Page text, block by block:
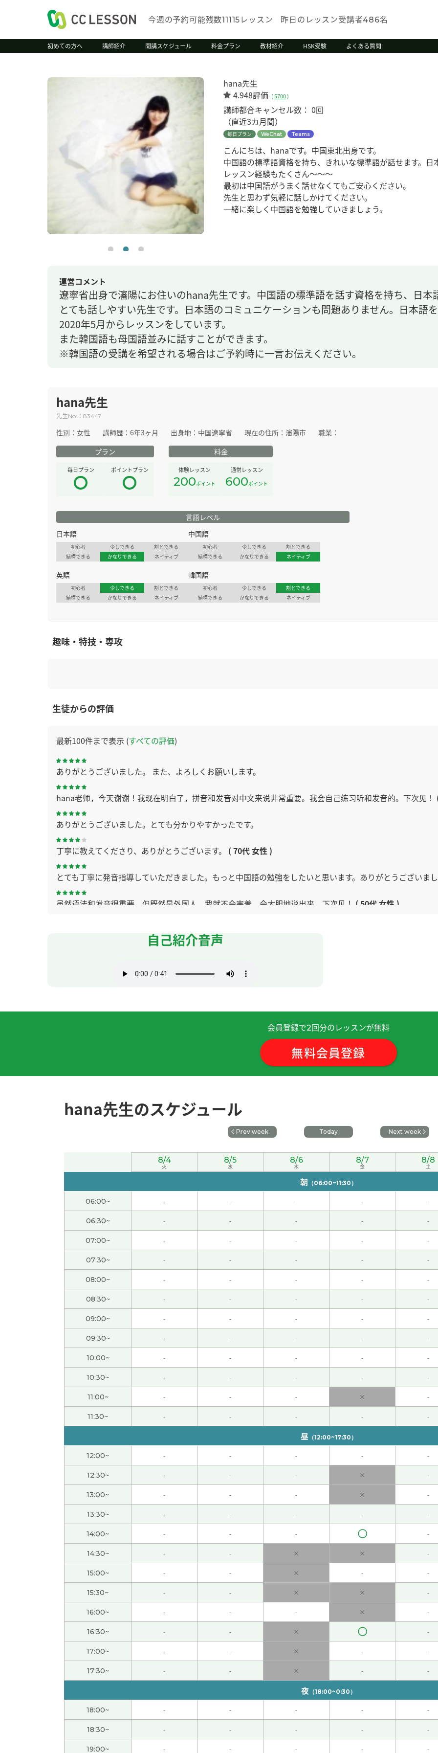
今週の予約可能残数11115 レッスン 昨日のレッスン受講者486名
初めての方へ 講師紹介 開講スケジュール 料金プラン 教材紹介 HSK受験 よくある質問
hana先生
4.948評価 (5700)
講師都合キャンセル数： 0回
（直近3カ月間）
毎日プラン WeChat Teams
こんにちは、hanaです。中国東北出身です。
中国語の標準語資格を持ち、きれいな標準語が話せます。
レッスン経験もたくさん～～～
最初は中国語がうまく話せなくてもご安心ください。
先生と思わず気軽に話しかけてください。
一緒に楽しく中国語を勉強していきましょう。
運営コメント
遼寧省出身で瀋陽にお住いのhana先生です。中国語の標準語を話す資格を持ち、日
とても話しやすい先生です。日本語のコミュニケーションも問題ありません。日本語
2020年5月からレッスンをしています。
また韓国語も母国語並みに話すことができます。
※韓国語の受講を希望される場合はご予約時に一言お伝えください。
hana先生
先生No. ： 83447
性別： 女性 講師歴： 6年3ヶ月 出身地： 中国遼寧省 現在の住所： 瀋陽市
職業：
プラン
毎日プラン ポイントプラン
料金
体験レッスン
200ポイント
通常レッスン
600ポイント
言語レベル
日本語
初心者 少しできる
割とできる
結構できる
かなりできる ネイティブ
中国語
初心者 少しできる
割とできる
結構できる
かなりできる ネイティブ
英語
初心者 少しできる
割とできる
結構できる
かなりできる ネイティブ
韓国語
初心者 少しできる
割とできる
結構できる
かなりできる ネイティブ
趣味・特技・専攻
生徒からの評価
最新100件まで表示 (すべての評価)
ありがとうございました。 また、よろしくお願いします。
hana老师，今天谢谢！我现在明白了，拼音和发音对中文来说非常重要。我会自己练习听和发音的。下次见！
ありがとうございました。とても分かりやすかったです。
丁寧に教えてくださり、ありがとうございます。 ( 70代 女性 )
とても丁寧に発音指導していただきました。もっと中国語の勉強をしたいと思います。ありがとうございま
虽然语法和发音很重要，但既然是外国人，我就不会害羞，会大胆地说出来。下次见！ ( 50代 女性 )
谢谢老师！ 下次再聊吧！( 男性 )
学習方法について丁寧に教えて頂きありがとうございました。またよろしくお願いいたします。
いつもありがとうございます。次回もどうかよろしくお願いします。( 60代 男性 )
hana老师，谢谢您的课。三年前我爸、爸的朋友和我儿子去滑过一次雪。那时候儿子看到姥爷滑雪的样子，
子要去打高尔夫球，我希望大家都很开心。下次课见
いつもありがとうございます！次回もどうかよろしくお願いします。( 60代 男性 )
いつも楽しいレッスンをありがとうございます。次回もどうかよろしくお願いします。
ありがとうございました。次回もどうかよろしくお願いします。 ( 60代 男性 )
ありがとうございました。次回もどうかよろしくお願いします。( 60代 男性 )
谢谢!下次见。( 40代 男性 )
谢谢老师！( 20代 女性 )
ありがとうございました。次回もどうかよろしくお願いします。( 60代 男性 )
hana老师，谢谢您的课。我知道老师的地方在中国的北方，所以我没想到今天我们这里的气温和您那里差不
ありがとうございました！次回もどうかよろしくお願いします！( 60代 男性 )
ありがとうございました！次回もどうかよろしくお願いします！( 60代 男性 )
老师，谢谢您！今天的课我也学得很开心。
本日も丁寧なレッスンを賜り誠にありがとうございました。次回もどうかよろしくお願いします。( 60代 男
レッスンありがとうございました。次回もどうかよろしくお願いします！
hana老师，谢谢您的课。今天我去隔壁家告别一下的时候遇到了我儿子的老朋友。他小时候几乎每天都来我
候一样，我很高兴。下次课见。
まだまだ文字に慣れていない感じですが、次回からの本文の内容をとても楽しみにしています。いつも楽し
男性 )
ありがとうございました。初心者なりにとても楽しく教えて頂いています。どうかこれからもよろしくお願
レッスンありがとうございました。読み方や発音について知らないことを沢山教えて頂きました。早く慣
どうか今後ともよろしくお願いします。
( 60代 男性 )
昨日はありがとうございました。早く読めるようになって実質的なレッスンをして頂けるように頑張ります
hana老师，谢谢您的课。今天我在家的电话上接受了诈骗的电话。因为没有马上知道诈骗的电话，所以我告
糕。我以后多注意电话和信。下次课见。
谢谢老师，我们再见面吧！
谢谢老师，明天见！
自己紹介音声
会員登録で2回分のレッスンが無料
無料会員登録
hana先生のスケジュール
Prev week Today Next week
8/4
火
8/5
水
8/6
木
8/7
金
8/8
土
朝 （06:00~11:30）
06:00~ - - - - -
06:30~ - - - - -
07:00~ - - - - -
07:30~ - - - - -
08:00~ - - - - -
08:30~ - - - - -
09:00~ - - - - -
09:30~ - - - - -
10:00~ - - - - -
10:30~ - - - - -
11:00~ - - - × -
11:30~ - - - - -
昼（12:00~17:30）
12:00~ - - - - -
12:30~ - - - × -
13:00~ - - - × -
13:30~ - - - - -
14:00~ - - - 〇 -
14:30~ - - × × -
15:00~ - - × - -
15:30~ - - × × -
16:00~ - - - × -
16:30~ - - × 〇 -
17:00~ - - × - -
17:30~ - - × - -
夜 （18:00~0:30）
18:00~ - - - - -
18:30~ - - - - -
19:00~ - - - - -